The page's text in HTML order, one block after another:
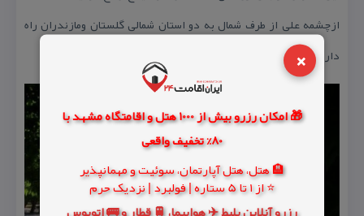
×
🎁 امکان رزرو بیش از 1000 هتل و اقامتگاه مشهد با
80% تخفیف واقعی
🏨 هتل، هتل آپارتمان، سوئیت و مهمانپذیر
⭐ از 1 تا 5 ستاره | فولبرد | نزدیک حرم
رزرو آنلاین بلیط ✈️ هواپیما، 🚆 قطار و 🚌 اتوبوس
ازچشمه علی از طرف شمال به دو استان شمالی گلستان ومازندران راه
دارد.